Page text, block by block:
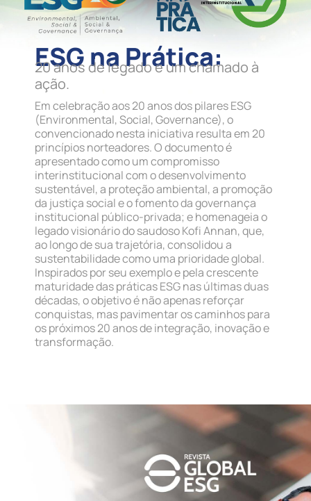
ESG na Prática:
20 anos de legado e um chamado à
ação.
Em celebração aos 20 anos dos pilares ESG
(Environmental, Social, Governance), o
convencionado nesta iniciativa resulta em 20
princípios norteadores. O documento é
apresentado como um compromisso
interinstitucional com o desenvolvimento
sustentável, a proteção ambiental, a promoção
da justiça social e o fomento da governança
institucional público-privada; e homenageia o
legado visionário do saudoso Kofi Annan, que,
ao longo de sua trajetória, consolidou a
sustentabilidade como uma prioridade global.
Inspirados por seu exemplo e pela crescente
maturidade das práticas ESG nas últimas duas
décadas, o objetivo é não apenas reforçar
conquistas, mas pavimentar os caminhos para
os próximos 20 anos de integração, inovação e
transformação.